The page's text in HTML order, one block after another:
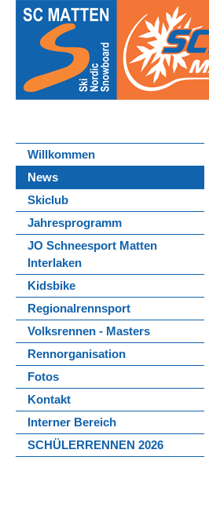
Willkommen
News
Skiclub
Jahresprogramm
JO Schneesport Matten
Interlaken
Kidsbike
Regionalrennsport
Volksrennen - Masters
Rennorganisation
Fotos
Kontakt
Interner Bereich
SCHÜLERRENNEN 2026